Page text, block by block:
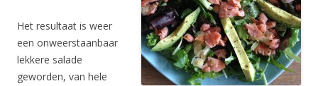
Het resultaat is weer
een onweerstaanbaar
lekkere salade
geworden, van hele